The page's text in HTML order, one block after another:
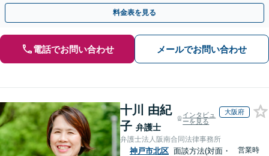
談初回無料】【休日夜間対応可】【オンライン可能】
料金表を見る
電話でお問い合わせ メールでお問い合わせ
十川 由紀
子 弁護士
インタビュ
ーを見る
大阪府
弁護士法人阪南合同法律事務所
神戸市北区 面談方法(対面・
営業時